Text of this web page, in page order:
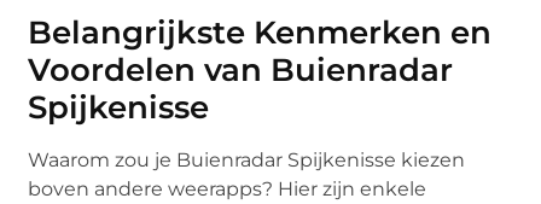
Belangrijkste Kenmerken en
Voordelen van Buienradar
Spijkenisse
Waarom zou je Buienradar Spijkenisse kiezen
boven andere weerapps? Hier zijn enkele